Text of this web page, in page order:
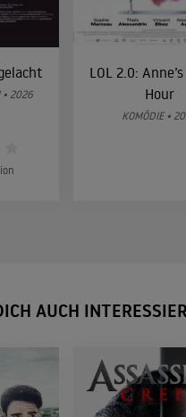
• 2026
LOL 2.0:
Hour
KOMÖDIE •
AUCH